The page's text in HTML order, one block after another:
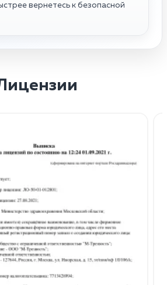
вернетесь к безопасной